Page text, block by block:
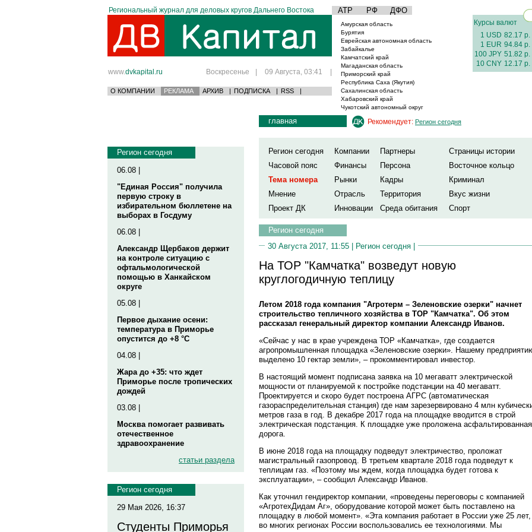
Региональный журнал для деловых кругов Дальнего Востока АТР РФ ДФО
www.dvkapital.ru Воскресенье | 09 Августа, 03:41 |
О КОМПАНИИ РЕКЛАМА АРХИВ | ПОДПИСКА | RSS |
Амурская область
Бурятия
Еврейская автономная область
Забайкалье
Камчатский край
Магаданская область
Приморский край
Республика Саха (Якутия)
Сахалинская область
Хабаровский край
Чукотский автономный округ
Курсы валют
1 USD 82.17 р.
1 EUR 94.84 р.
100 JPY 51.82 р.
10 CNY 12.17 р.
Регион сегодня
06.08 |
"Единая Россия" получила
первую строку в
избирательном бюллетене на
выборах в Госдуму
06.08 |
Александр Щербаков держит
на контроле ситуацию с
офтальмологической
помощью в Ханкайском
округе
05.08 |
Первое дыхание осени:
температура в Приморье
опустится до +8 °C
04.08 |
Жара до +35: что ждет
Приморье после тропических
дождей
03.08 |
Москва помогает развивать
отечественное
здравоохранение
статьи раздела
Регион сегодня
29 Мая 2026, 16:37
Студенты Приморья
главная Рекомендует: Регион сегодня
Регион сегодня Компании Партнеры
Страницы истории
Часовой пояс
Финансы Персона
Восточное кольцо
Тема номера
Рынки Кадры
Криминал
Мнение
Отрасль Территория
Вкус жизни
Проект ДК
Инновации Среда обитания Спорт
Регион сегодня
30 Августа 2017, 11:55 | Регион сегодня |
На ТОР "Камчатка" возведут новую
круглогодичную теплицу
Летом 2018 года компания "Агротерм – Зеленовские озерки" начнет
строительство тепличного хозяйства в ТОР "Камчатка". Об этом
рассказал генеральный директор компании Александр Иванов.
«Сейчас у нас в крае учреждена ТОР «Камчатка», где создается
агропромышленная площадка «Зеленовские озерки». Нашему
выделено 10 гектар земли», – прокомментировал инвестор.
В настоящий момент подписана заявка на 10 мегаватт электрической
мощности от планируемой к постройке подстанции на 40 мегаватт.
Проектируется и скоро будет построена АГРС (автоматическая
газораспределительная станция) где нам зарезервировано 4 млн
метров газа в год. В декабре 2017 года на площадке вводится в строй
электрическая подстанция. К площадке уже проложена асфальтированная
дорога.
В июне 2018 года на площадку подведут электричество, проложат
магистральный газопровод. В третьем квартале 2018 года подведут к
теплицам газ. «Поэтому мы ждем, когда площадка будет готова к
эксплуатации», – сообщил Александр Иванов.
Как уточнил гендиректор компании, «проведены переговоры с компанией
«АгротехДидам Аг», оборудование которой может быть поставлено на
площадку в любой момент». «Эта компания работает в России уже 25 лет,
во многих регионах России воспользовались ее технологиями. Мы